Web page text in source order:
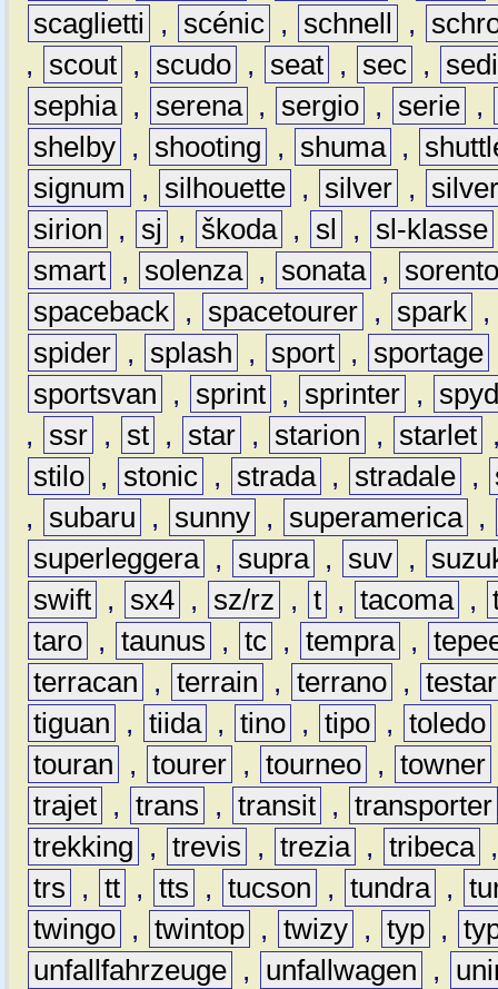
scaglietti
, scénic , schnell ,
,
scout , scudo , seat , sec ,
sephia , serena , sergio , serie ,
shelby , shooting , shuma ,
signum
, silhouette , silver ,
sirion
, sj , škoda , sl , sl-klasse
smart , solenza , sonata ,
spaceback , spacetourer , spark ,
spider , splash , sport , sportage
sportsvan
, sprint , sprinter ,
,
ssr , st , star , starion , starlet
stilo , stonic , strada , stradale ,
,
subaru , sunny , superamerica ,
superleggera , supra , suv ,
swift , sx4 , sz/rz , t , tacoma ,
taro , taunus , tc , tempra ,
terracan
, terrain , terrano ,
tiguan
, tiida , tino , tipo , toledo
touran
, tourer , tourneo , towner
trajet , trans , transit , transporter
trekking
, trevis , trezia , tribeca
trs
, tt , tts , tucson , tundra ,
twingo , twintop , twizy , typ ,
unfallfahrzeuge , unfallwagen ,